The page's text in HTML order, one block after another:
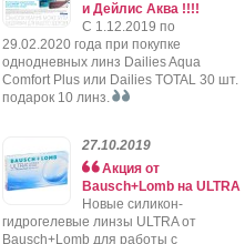
и Дейлис Аква !!!!
C 1.12.2019 по
29.02.2020 года при покупке
однодневных линз Dailies Aqua
Comfort Plus или Dailies TOTAL 30 шт.
подарок 10 линз.
27.10.2019
Акция от
Bausch+Lomb на ULTRA
Новые силикон-
гидрогелевые линзы ULTRA от
Bausch+Lomb для работы с